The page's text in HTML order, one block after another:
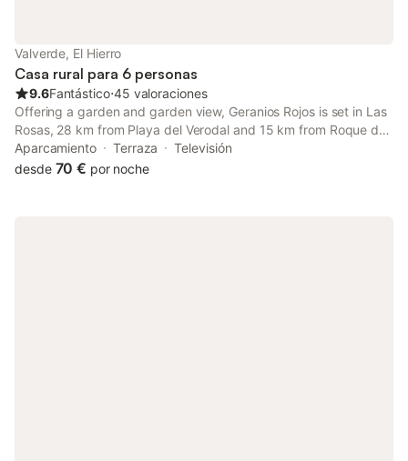
Valverde, El Hierro
Casa rural para 6 personas
9.6Fantástico⋅45 valoraciones
Offering a garden and garden view, Geranios Rojos is set in Las
Rosas, 28 km from Playa del Verodal and 15 km from Roque de
la Bonanza. Offering a shared lounge, the property is located
within 33 km of Faro de Orchilla.
Aparcamiento Terraza
Televisión
desde 70 € por noche